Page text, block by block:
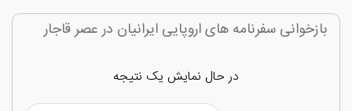
سفرنامه های اروپایی ایرانیان در عصر قاجار
در حال نمایش یک نتیجه